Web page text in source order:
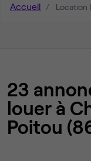
Accueil Location
23
louer à
Poitou